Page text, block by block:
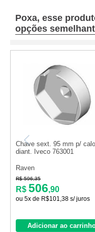
Poxa, esse
opções
Chave sext. 95 mm p/
diant. Iveco 763001
Raven
R$ 596,35
R$ 506,90
ou 5x de R$101,38 s/ juros
Adicionar ao